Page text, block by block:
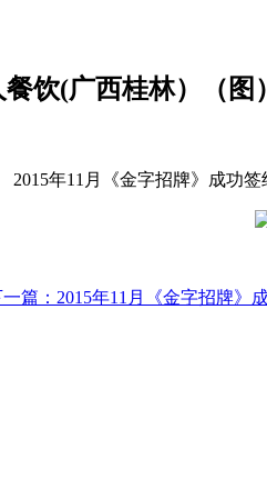
饮(广西桂林）（图）
2015年11月《金字招牌》成功
篇： 2015年11月《金字招牌》